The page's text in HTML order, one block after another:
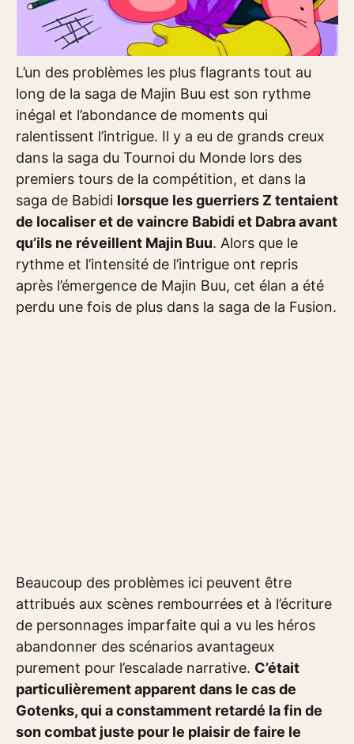
L’un des problèmes les plus flagrants tout au
long de la saga de Majin Buu est son rythme
inégal et l’abondance de moments qui
ralentissent l’intrigue. Il y a eu de grands creux
dans la saga du Tournoi du Monde lors des
premiers tours de la compétition, et dans la
saga de Babidi lorsque les guerriers Z tentaient
de localiser et de vaincre Babidi et Dabra avant
qu’ils ne réveillent Majin Buu. Alors que le
rythme et l’intensité de l’intrigue ont repris
après l’émergence de Majin Buu, cet élan a été
perdu une fois de plus dans la saga de la Fusion.
Beaucoup des problèmes ici peuvent être
attribués aux scènes rembourrées et à l’écriture
de personnages imparfaite qui a vu les héros
abandonner des scénarios avantageux
purement pour l’escalade narrative. C’était
particulièrement apparent dans le cas de
Gotenks, qui a constamment retardé la fin de
son combat juste pour le plaisir de faire le